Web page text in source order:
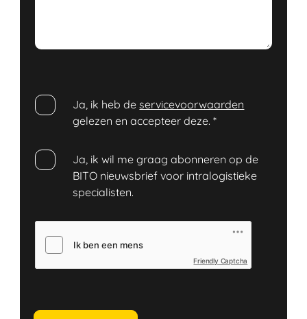
Ja, ik heb deservicevoorwaarden
gelezen en accepteer deze.*
Ja, ik wil me graag abonneren op de
BITO nieuwsbrief voor intralogistieke
specialisten.
Friendly Captcha